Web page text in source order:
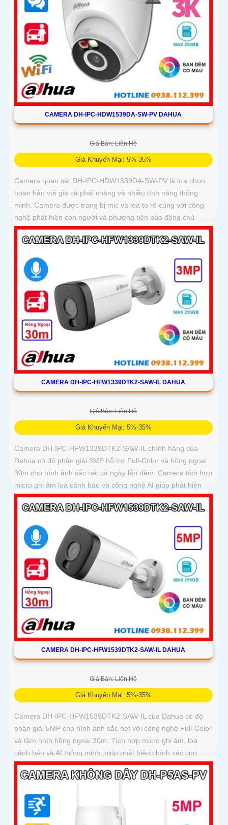
CAMERA DH-IPC-HDW1539DA-SW-PV DAHUA
Giá Bán: Liên Hệ
Giá Khuyến Mại: 5%-35%
Camera quan sát DH-IPC-HDW1539DA-SW-PV là lựa chọn
hoàn hảo với giá cả phải chăng và nhiều tính năng thông
minh. Camera được trang bị mic và loa to rõ cùng với công
nghệ phát hiện con người và phương tiện báo động chủ
động chính xác
CAMERA DH-IPC-HFW1339DTK2-SAW-IL DAHUA
Giá Bán: Liên Hệ
Giá Khuyến Mại: 5%-35%
Camera DH-IPC-HFW1339DTK2-SAW-IL chính hãng của
Dahua có độ phân giải 3MP hỗ trợ Full-Color và hồng ngoại
30m cho hình ảnh sắc nét cả ngày lẫn đêm. Camera tích hợp
micro ghi âm loa cảnh báo và công nghệ AI giúp phát hiện
con người, phương tiện chính xác
CAMERA DH-IPC-HFW1539DTK2-SAW-IL DAHUA
Giá Bán: Liên Hệ
Giá Khuyến Mại: 5%-35%
Camera DH-IPC-HFW1539DTK2-SAW-IL của Dahua có độ
phân giải 5MP cho hình ảnh sắc nét với công nghệ Full-Color
và tầm nhìn hồng ngoại 30m. Tích hợp micro ghi âm, loa
cảnh báo và AI thông minh, giúp phát hiện chính xác con
người và phương tiện